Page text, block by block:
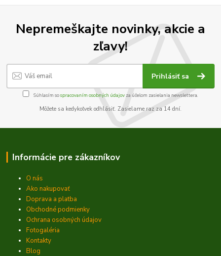
Nepremeškajte novinky, akcie a
zľavy!
Prihlásiť sa
Súhlasím sospracovaním osobných údajov za účelom zasielania newslettera.
Môžete sa kedykoľvek odhlásiť. Zasielame raz za 14 dní.
Informácie pre zákazníkov
O nás
Ako nakupovať
Doprava a platba
Obchodné podmienky
Ochrana osobných údajov
Fotogaléria
Kontakty
Blog